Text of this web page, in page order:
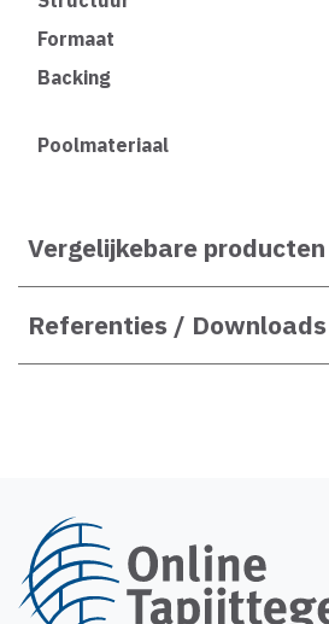
Formaat
Backing
Poolmateriaal
Vergelijkebare producten
Referenties / Downloads